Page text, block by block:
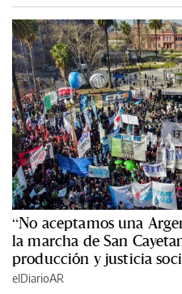
“No aceptamos una
la marcha de San
producción y justicia
elDiarioAR